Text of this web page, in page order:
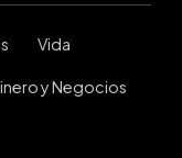
Vida
y Negocios